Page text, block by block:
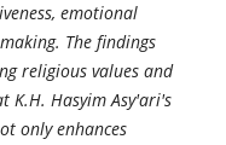
emotional
The findings
religious values and
K.H. Hasyim Asy'ari's
only enhances